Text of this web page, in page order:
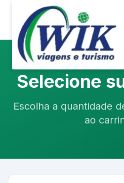
Selecione
Escolha a quantidade
ao